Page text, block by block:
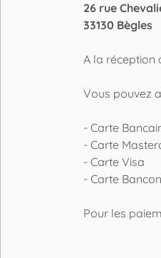
26 rue
33130 Bègles
A la réception
Vous pouvez
- Carte
- Carte
- Carte Visa
- Carte
Pour les